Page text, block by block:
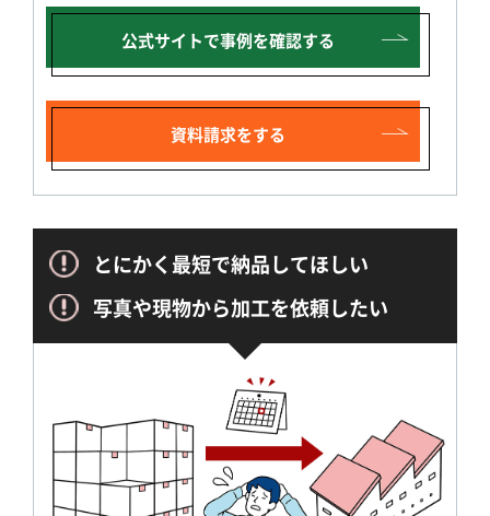
公式サイトで事例を確認する
資料請求をする
とにかく最短で納品してほしい
写真や現物から加工を依頼したい